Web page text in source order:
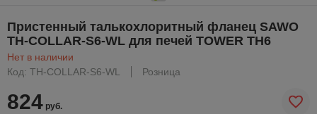
Пристенный талькохлоритный фланец SAWO
TH-COLLAR-S6-WL для печей TOWER TH6
Нет в наличии
Код: TH-COLLAR-S6-WL
Розница
824 руб.